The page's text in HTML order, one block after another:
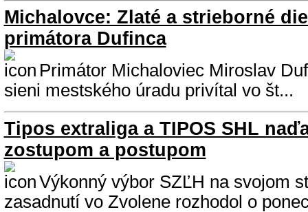
Michalovce: Zlaté a strieborné
primátora Dufinca
Primátor Michaloviec Miroslav
sieni mestského úradu privítal vo št...
Tipos extraliga a TIPOS SHL
zostupom a postupom
Výkonný výbor SZĽH na svojom
zasadnutí vo Zvolene rozhodol o